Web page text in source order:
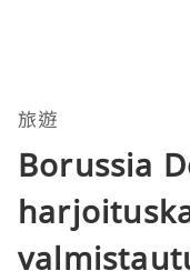
旅遊
Borussia